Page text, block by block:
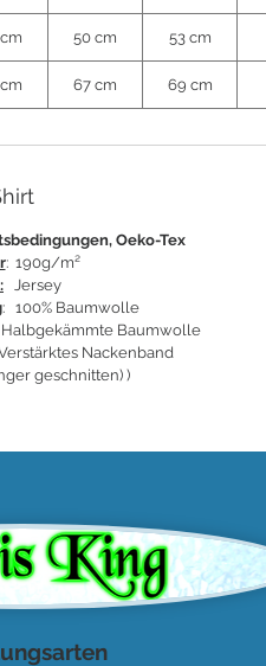
50 cm 53 cm
67 cm 69 cm
Oeko-Tex
: 190g/m²
Jersey
: 100% Baumwolle
Baumwolle
Nackenband
geschnitten) )